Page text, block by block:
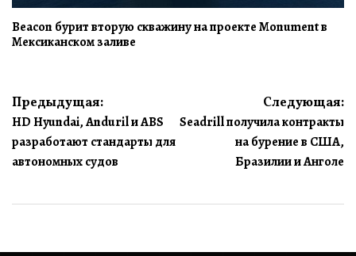
Beacon бурит вторую скважину на проекте Monument в
Мексиканском заливе
Навигация
по
записям
Предыдущая:
HD Hyundai, Anduril и ABS
разработают стандарты для
автономных судов
Следующая:
Seadrill получила контракты
на бурение в США,
Бразилии и Анголе